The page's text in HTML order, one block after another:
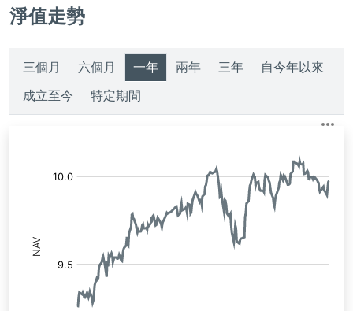
淨值走勢
三個月 六個月 一年 兩年 三年 自今年以來
成立至今 特定期間